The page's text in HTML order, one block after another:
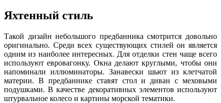
Яхтенный стиль
Такой дизайн небольшого предбанника смотрится довольно
оригинально. Среди всех существующих стилей он является
одним из наиболее интересных. Для отделки стен чаще всего
используют евровагонку. Окна делают круглыми, чтобы они
напоминали иллюминаторы. Занавески шьют из клетчатой
материи. В предбаннике ставят стол и диван с меховыми
подушками. В качестве декоративных элементов используют
штурвальное колесо и картины морской тематики.